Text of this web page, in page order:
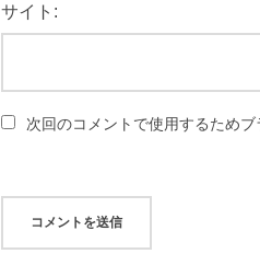
サイト:
次回のコメントで使用するため